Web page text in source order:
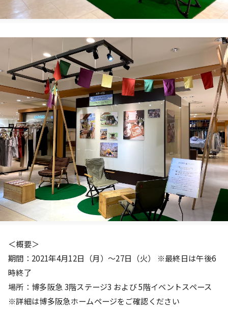
＜概要＞
期間：2021年4月12日（月）～27日（火） ※最終日は午後6
時終了
場所：博多阪急 3階ステージ3 および 5階イベントスペース
※詳細は博多阪急ホームページをご確認ください